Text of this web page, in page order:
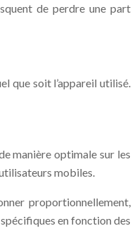
de perdre une part
que soit l’appareil utilisé.
manière optimale sur les
mobiles.
proportionnellement,
en fonction des